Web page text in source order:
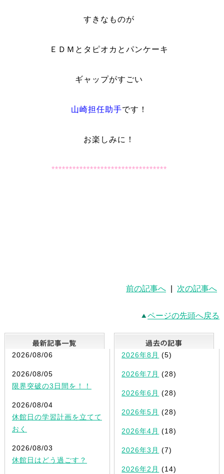
すきなものが
ＥＤＭとタピオカとパンケーキ
ギャップがすごい
山崎担任助手です！
お楽しみに！
*********************************
前の記事へ 次の記事へ
ページの先頭へ戻る
最新記事一覧
2026/08/06
2026/08/05
限界突破の3日間を！！
2026/08/04
休館日の学習計画を立てて
おく
2026/08/03
休館日はどう過ごす？
2026年8月 (5)
2026年7月 (28)
2026年6月 (28)
2026年5月 (28)
2026年4月 (18)
2026年3月 (7)
2026年2月 (14)